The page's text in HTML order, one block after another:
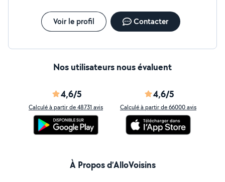
Voir le profil Contacter
Nos utilisateurs nous évaluent
4,6/5
Calculé à partir de 48731 avis
4,6/5
Calculé à partir de 66000 avis
À Propos d’AlloVoisins